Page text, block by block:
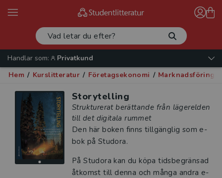
Handlar som:
Privatkund
Hem / Kurslitteratur / Företagsekonomi / Marknadsföring
Storytelling
Strukturerat berättande från lägerelden
till det digitala rummet
Den här boken finns tillgänglig som e-
bok på Studora.
På Studora kan du köpa tidsbegränsad
åtkomst till denna och många andra e-